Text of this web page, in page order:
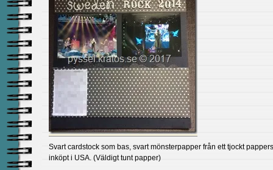
Svart cardstock som bas, svart mönsterpapper från ett tjockt
inköpt i USA. (Väldigt tunt papper)